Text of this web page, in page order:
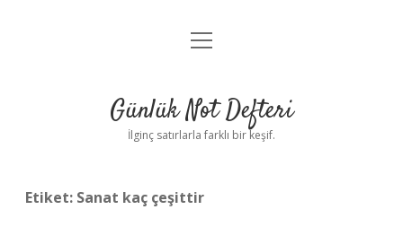
Anasayfa
Yasal Uyarı
menüyü
Günlük Not Defteri
İlginç satırlarla farklı bir keşif.
Etiket: Sanat kaç çeşittir